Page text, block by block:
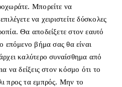
Μπορείτε να
να χειριστείτε δύσκολες
Θα αποδείξετε στον εαυτό
επόμενο βήμα σας θα είναι
καλύτερο συναίσθημα από
να δείξεις στον κόσμο ότι το
προς τα εμπρός. Μην το